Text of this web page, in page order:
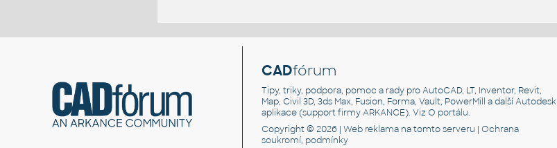
CADfórum
Tipy, triky, podpora, pomoc a rady pro AutoCAD, LT, Inventor, Revit,
Map, Civil 3D, 3ds Max, Fusion, Forma, Vault, PowerMill a další Autodesk
aplikace (support firmy ARKANCE). VizO portálu.
Copyright © 2026 |Web reklama na tomto serveru |Ochrana
soukromí, podmínky